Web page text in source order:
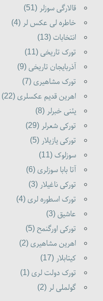
قالارگی سوزلر (51)
خاطره لی عکس لر (4)
انتخابات (13)
تورک تاریخی (11)
آذربایجان تاریخی (9)
تورک مشاهیری (7)
اهرین قدیم عکسلری (22)
یئنی خبرلر (8)
تورکی شعرلر (29)
تورکی یازیلار (5)
سوزلوک (11)
آتا بابا سوزلری (6)
تورکی ناغیلار (3)
تورک اسطوره لری (4)
عاشیق (3)
تورکی اورگنمح (5)
اهرین مشاهیری (2)
کیتابلار (17)
تورک دولت لری (1)
گولملی لر (2)